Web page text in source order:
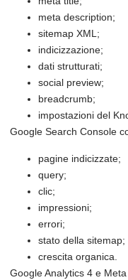
meta description;
sitemap XML;
indicizzazione;
dati strutturati;
social preview;
breadcrumb;
impostazioni del
Google Search Console
pagine indicizzate;
query;
clic;
impressioni;
errori;
stato della sitemap;
crescita organica.
Google Analytics 4 e